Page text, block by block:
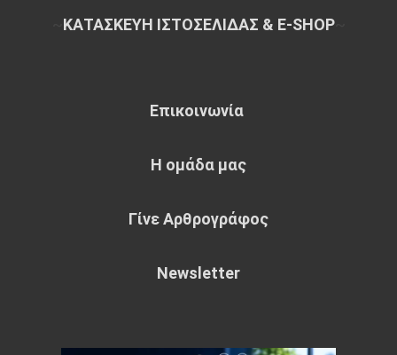
ΚΑΤΑΣΚΕΥΗ ΙΣΤΟΣΕΛΙΔΑΣ & E-SHOP~
Επικοινωνία
Η ομάδα μας
Γίνε Αρθρογράφος
Newsletter